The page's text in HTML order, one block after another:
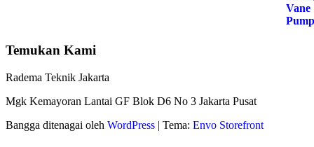
Temukan Kami
Radema Teknik Jakarta
Mgk Kemayoran Lantai GF Blok D6 No 3 Jakarta Pusat
Bangga ditenagai oleh WordPress | Tema: Envo Storefront